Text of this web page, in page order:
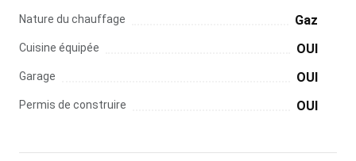
Nature du chauffage Gaz
Cuisine équipée OUI
Garage OUI
Permis de construire OUI